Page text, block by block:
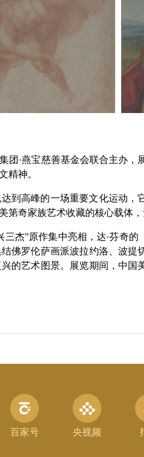
·燕宝慈善基金会联合主办
精神。
到高峰的一场重要文化运动
奇家族艺术收藏的核心载体，
杰”原作集中亮相，达·芬奇
佛罗伦萨画派波拉约洛、波
的艺术图景。展览期间，中
百家号 央视频